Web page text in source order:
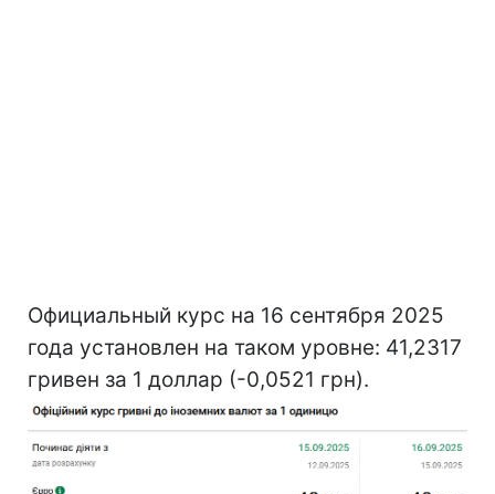
Официальный курс на 16 сентября 2025
года установлен на таком уровне: 41,2317
гривен за 1 доллар (-0,0521 грн).